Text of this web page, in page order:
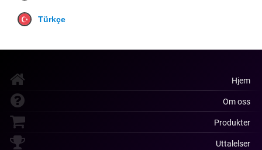
Türkçe
Hjem
Om oss
Produkter
Uttalelser